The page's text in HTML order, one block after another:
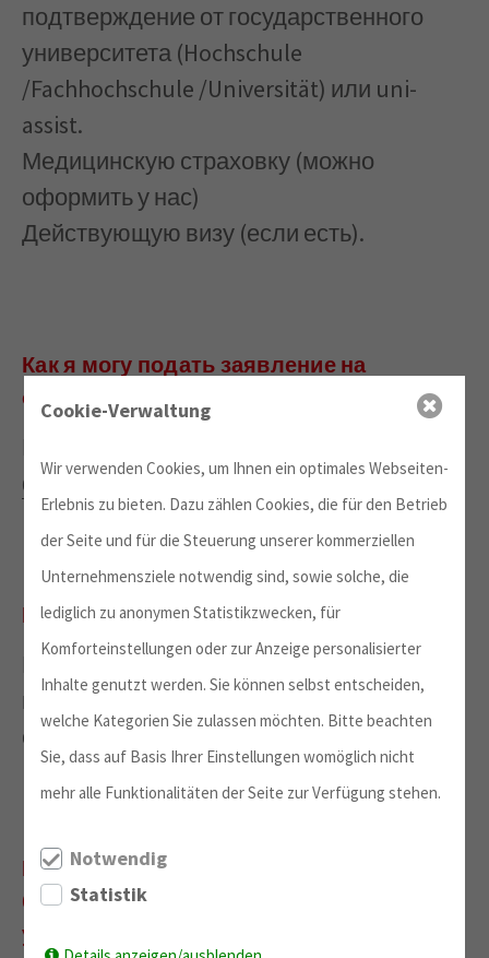
подтверждение от государственного
университета (Hochschule
/Fachhochschule /Universität) или uni-
assist.
Медицинскую страховку (можно
оформить у нас)
Действующую визу (если есть).
Как я могу подать заявление на
обучение?
формуонлайн.
Когда истекает срок подачи заявления?
Пожалуйста, подавайте заявление не
позднее чем за 2 месяца до начала
семестра.
Как я могу получить условное или
безусловное подтверждение от
университета?
Cookie-Verwaltung
Wir verwenden Cookies, um Ihnen ein optimales Webseiten-
Erlebnis zu bieten. Dazu zählen Cookies, die für den Betrieb
der Seite und für die Steuerung unserer kommerziellen
Unternehmensziele notwendig sind, sowie solche, die
lediglich zu anonymen Statistikzwecken, für
Komforteinstellungen oder zur Anzeige personalisierter
Inhalte genutzt werden. Sie können selbst entscheiden,
welche Kategorien Sie zulassen möchten. Bitte beachten
Sie, dass auf Basis Ihrer Einstellungen womöglich nicht
mehr alle Funktionalitäten der Seite zur Verfügung stehen.
Notwendig
Statistik